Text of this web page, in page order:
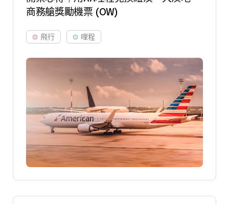
商務艙獎勵機票 (OW)
飛行 哩程